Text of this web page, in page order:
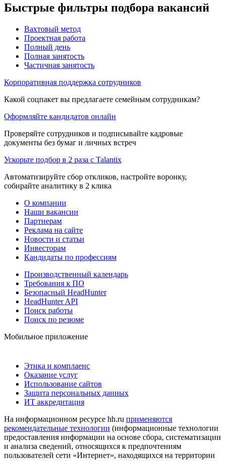
Быстрые фильтры подбора вакансий
Вахтовый метод
Проектная работа
Полный день
Полная занятость
Частичная занятость
Корпоративная поддержка сотрудников
Какой соцпакет вы предлагаете семейным сотрудникам?
Оформляйте кандидатов онлайн
Проверяйте сотрудников и подписывайте кадровые
документы без бумаг и личных встреч
Ускорьте подбор в 2 раза с Talantix
Автоматизируйте сбор откликов, настройте воронку,
собирайте аналитику в 2 клика
О компании
Наши вакансии
Партнерам
Реклама на сайте
Новости и статьи
Инвесторам
Кандидаты по профессиям
Производственный календарь
Требования к ПО
Безопасный HeadHunter
HeadHunter API
Поиск работы
Поиск по резюме
Мобильное приложение
Этика и комплаенс
Оказание услуг
Использование сайтов
Защита персональных данных
ИТ аккредитация
На информационном ресурсе hh.ru применяются
рекомендательные технологии (информационные технологии
предоставления информации на основе сбора, систематизации
и анализа сведений, относящихся к предпочтениям
пользователей сети «Интернет», находящихся на территории